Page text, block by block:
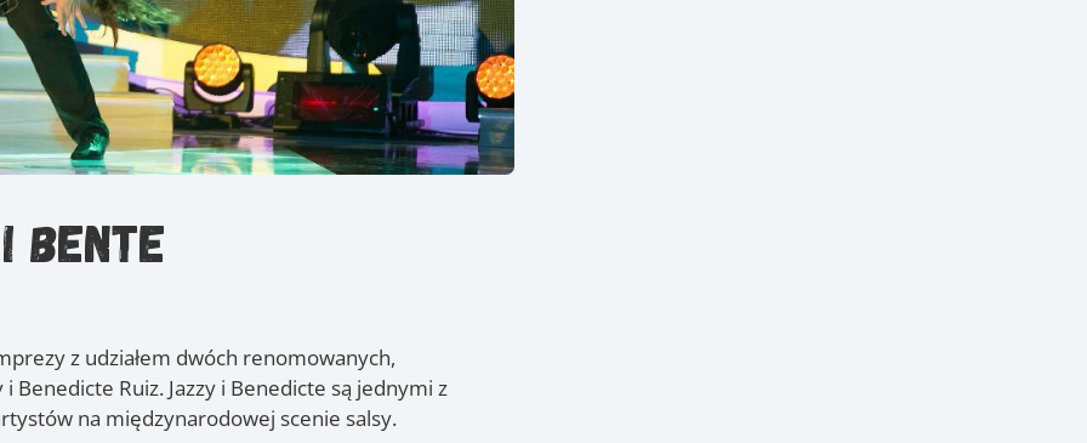
Bente
z udziałem dwóch renomowanych,
Ruiz. Jazzy i Benedicte są jednymi z
na międzynarodowej scenie salsy.